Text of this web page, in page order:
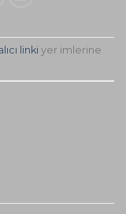
linki yer imlerine